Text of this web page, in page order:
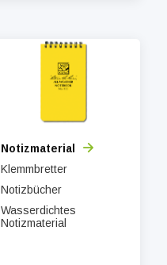
Notizmaterial
Klemmbretter
Notizbücher
Wasserdichtes
Notizmaterial